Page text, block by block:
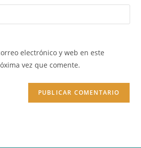
electrónico y web en este
vez que comente.